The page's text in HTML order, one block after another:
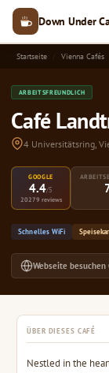
Down Under
Startseite Vienna Cafés
ARBEITSFREUNDLICH
Café
4 Universitätsring,
GOOGLE
4.4/5
20279 reviews
Schnelles WiFi
Webseite besuchen
ÜBER DIESES CAFÉ
Nestled in the